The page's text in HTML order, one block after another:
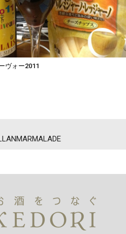
ヴォー2011